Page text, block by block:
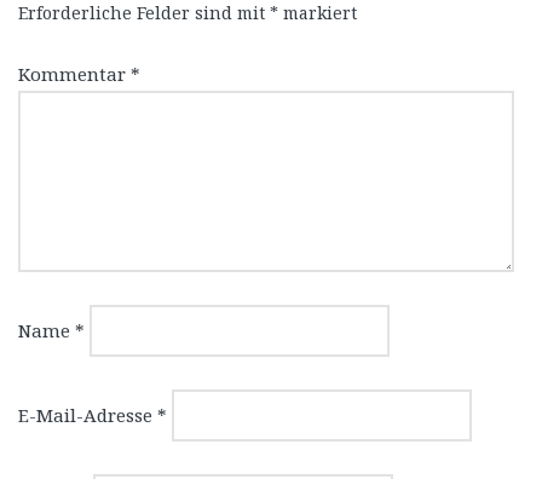
Erforderliche Felder sind mit * markiert
Kommentar *
Name *
E-Mail-Adresse *